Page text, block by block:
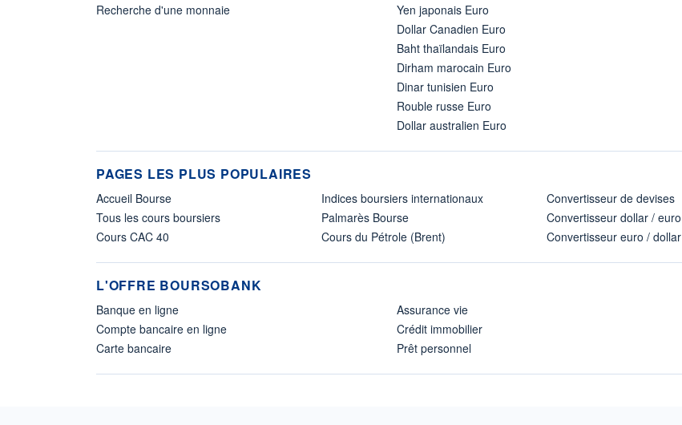
Recherche d'une monnaie
Yen japonais Euro
Dollar Canadien Euro
Baht thaïlandais Euro
Dirham marocain Euro
Dinar tunisien Euro
Rouble russe Euro
Dollar australien Euro
PAGES LES PLUS POPULAIRES
Accueil Bourse
Tous les cours boursiers
Cours CAC 40
Indices boursiers internationaux
Palmarès Bourse
Cours du Pétrole (Brent)
Convertisseur de devises
Convertisseur dollar / euro
Convertisseur euro / dollar
L'OFFRE BOURSOBANK
Banque en ligne
Compte bancaire en ligne
Carte bancaire
Assurance vie
Crédit immobilier
Prêt personnel